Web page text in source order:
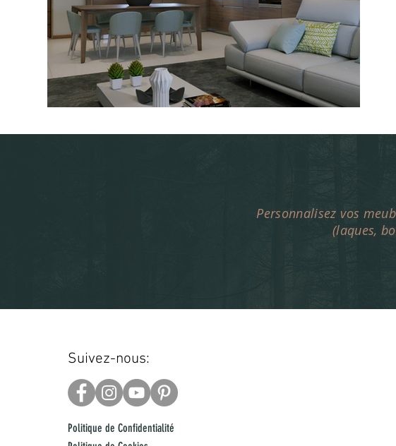
Personnalisez vos
(laques,
Suivez-nous:
Politique de Confidentialité